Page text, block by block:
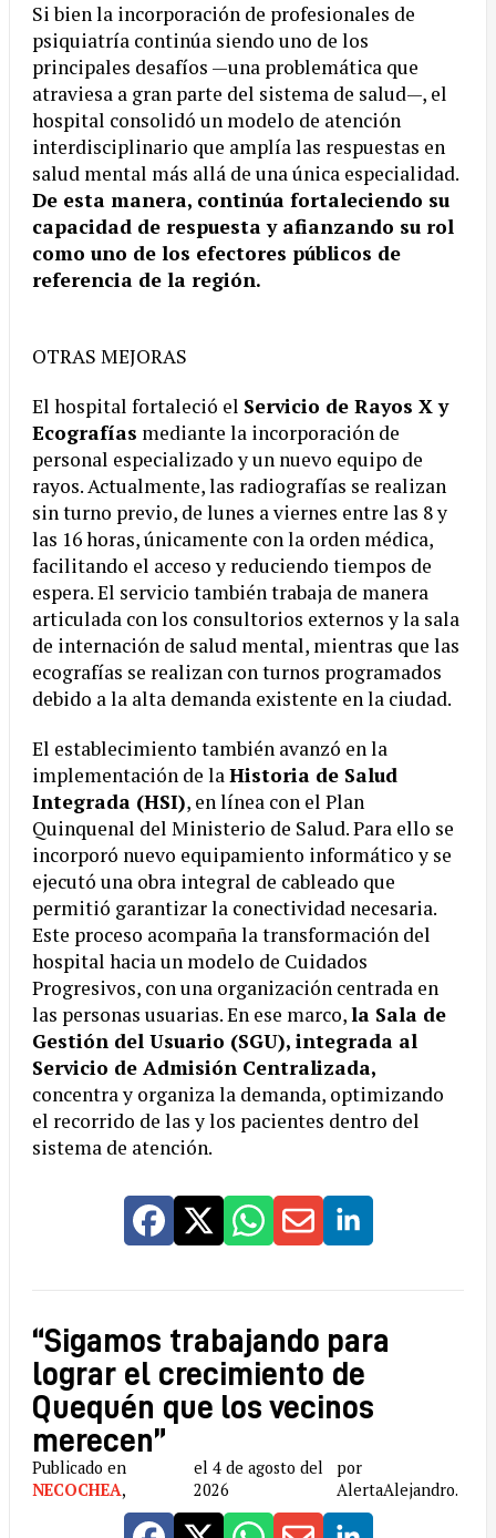
Si bien la incorporación de profesionales de
psiquiatría continúa siendo uno de los
principales desafíos —una problemática que
atraviesa a gran parte del sistema de salud—, el
hospital consolidó un modelo de atención
interdisciplinario que amplía las respuestas en
salud mental más allá de una única especialidad.
De esta manera, continúa fortaleciendo su
capacidad de respuesta y afianzando su rol
como uno de los efectores públicos de
referencia de la región.
OTRAS MEJORAS
El hospital fortaleció el Servicio de Rayos X y
Ecografías mediante la incorporación de
personal especializado y un nuevo equipo de
rayos. Actualmente, las radiografías se realizan
sin turno previo, de lunes a viernes entre las 8 y
las 16 horas, únicamente con la orden médica,
facilitando el acceso y reduciendo tiempos de
espera. El servicio también trabaja de manera
articulada con los consultorios externos y la sala
de internación de salud mental, mientras que las
ecografías se realizan con turnos programados
debido a la alta demanda existente en la ciudad.
El establecimiento también avanzó en la
implementación de laHistoria de Salud
Integrada (HSI), en línea con el Plan
Quinquenal del Ministerio de Salud. Para ello se
incorporó nuevo equipamiento informático y se
ejecutó una obra integral de cableado que
permitió garantizar la conectividad necesaria.
Este proceso acompaña la transformación del
hospital hacia un modelo de Cuidados
Progresivos, con una organización centrada en
las personas usuarias. En ese marco,la Sala de
Gestión del Usuario (SGU), integrada al
Servicio de Admisión Centralizada,
concentra y organiza la demanda, optimizando
el recorrido de las y los pacientes dentro del
sistema de atención.
“Sigamos trabajando para
lograr el crecimiento de
Quequén que los vecinos
merecen”
Publicado en
NECOCHEA,
el 4 de agosto del
2026
por
AlertaAlejandro.